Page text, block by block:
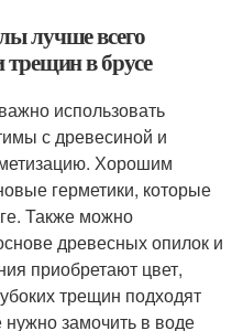
лучше всего
трещин в брусе
использовать
с древесиной и
Хорошим
герметики, которые
Также можно
древесных опилок и
приобретают цвет,
трещин подходят
замочить в воде